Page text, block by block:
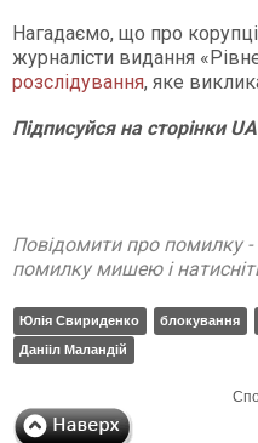
Нагадаємо, що про
журналісти видання
розслідування, яке
Підписуйсянасторінки
Повідомити про помилку -
помилку мишею і
Юлія Свириденко блокування
Данііл Маландій